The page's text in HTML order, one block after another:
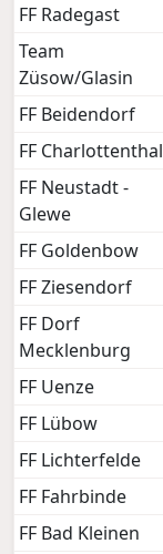
FF Radegast
Team
Züsow/Glasin
FF Beidendorf
FF Charlottenthal
FF Neustadt -
Glewe
FF Goldenbow
FF Ziesendorf
FF Dorf
Mecklenburg
FF Uenze
FF Lübow
FF Lichterfelde
FF Fahrbinde
FF Bad Kleinen